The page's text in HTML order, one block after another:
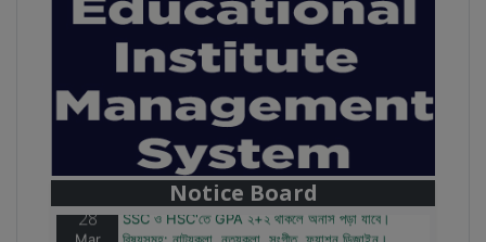
Notice Board
বাজেটের মধ্যে প্রাইভেট ইউনিভার্সিটিতে অনার্স পড়ার সুযোগ।
২০টির অধিক বিষয়, ৪ বছরে মোট খরচ ২ লক্ষ থেকে ৫ লক্ষ টাকা।
আবেদন লিংকঃ HonoursAdmission.com/apply
28
Mar
SSC ও HSC'তে GPA ২+২ থাকলে অনার্স পড়া যাবে।
বিষয়সমূহ: নাট্যকলা, নৃত্যকলা, সংগীত, ফ্যাশন ডিজাইন।